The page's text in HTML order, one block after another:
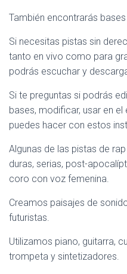
También encontrarás
Si necesitas pistas sin
tanto en vivo como para
podrás escuchar y
Si te preguntas si podrás
bases, modificar, usar en el
puedes hacer con estos
Algunas de las pistas de
duras, serias, post-
coro con voz femenina.
Creamos paisajes de
futuristas.
Utilizamos piano, guitarra,
trompeta y sintetizadores.